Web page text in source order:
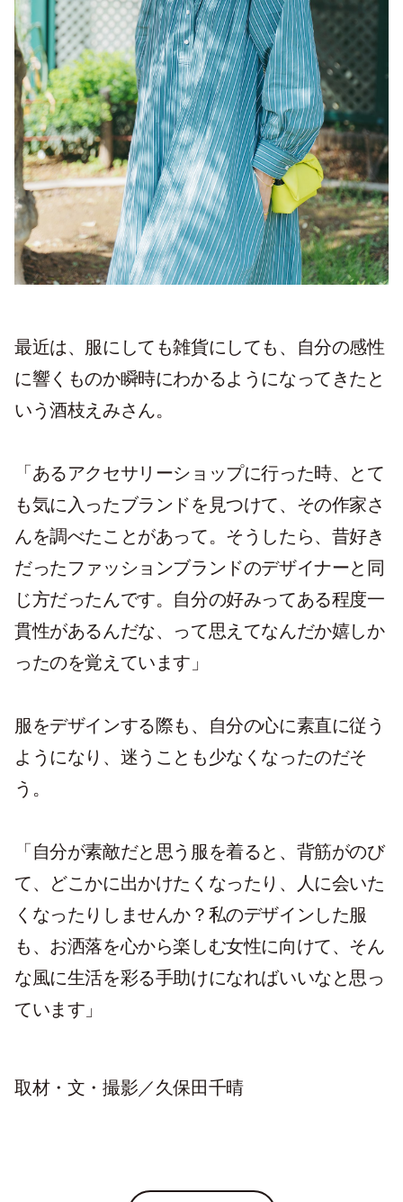
最近は、服にしても雑貨にしても、自分の感性
に響くものか瞬時にわかるようになってきたと
いう酒枝えみさん。
「あるアクセサリーショップに行った時、とて
も気に入ったブランドを見つけて、その作家さ
んを調べたことがあって。そうしたら、昔好き
だったファッションブランドのデザイナーと同
じ方だったんです。自分の好みってある程度一
貫性があるんだな、って思えてなんだか嬉しか
ったのを覚えています」
服をデザインする際も、自分の心に素直に従う
ようになり、迷うことも少なくなったのだそ
う。
「自分が素敵だと思う服を着ると、背筋がのび
て、どこかに出かけたくなったり、人に会いた
くなったりしませんか？私のデザインした服
も、お洒落を心から楽しむ女性に向けて、そん
な風に生活を彩る手助けになればいいなと思っ
ています」
取材・文・撮影／久保田千晴